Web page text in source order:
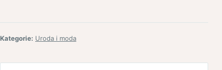
Kategorie: Uroda i moda